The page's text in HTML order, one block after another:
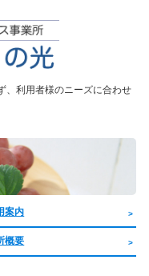
、利用者様のニーズに合わせ
案内
概要